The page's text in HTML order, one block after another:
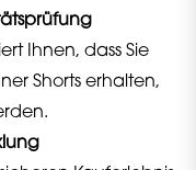
Ihnen, dass Sie
Shorts erhalten,